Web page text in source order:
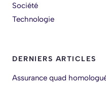
Société
Technologie
DERNIERS ARTICLES
Assurance quad